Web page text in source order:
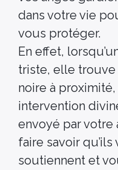
dans votre vie
vous protéger.
En effet,
triste, elle
noire à
intervention
envoyé par votre
faire savoir
soutiennent et